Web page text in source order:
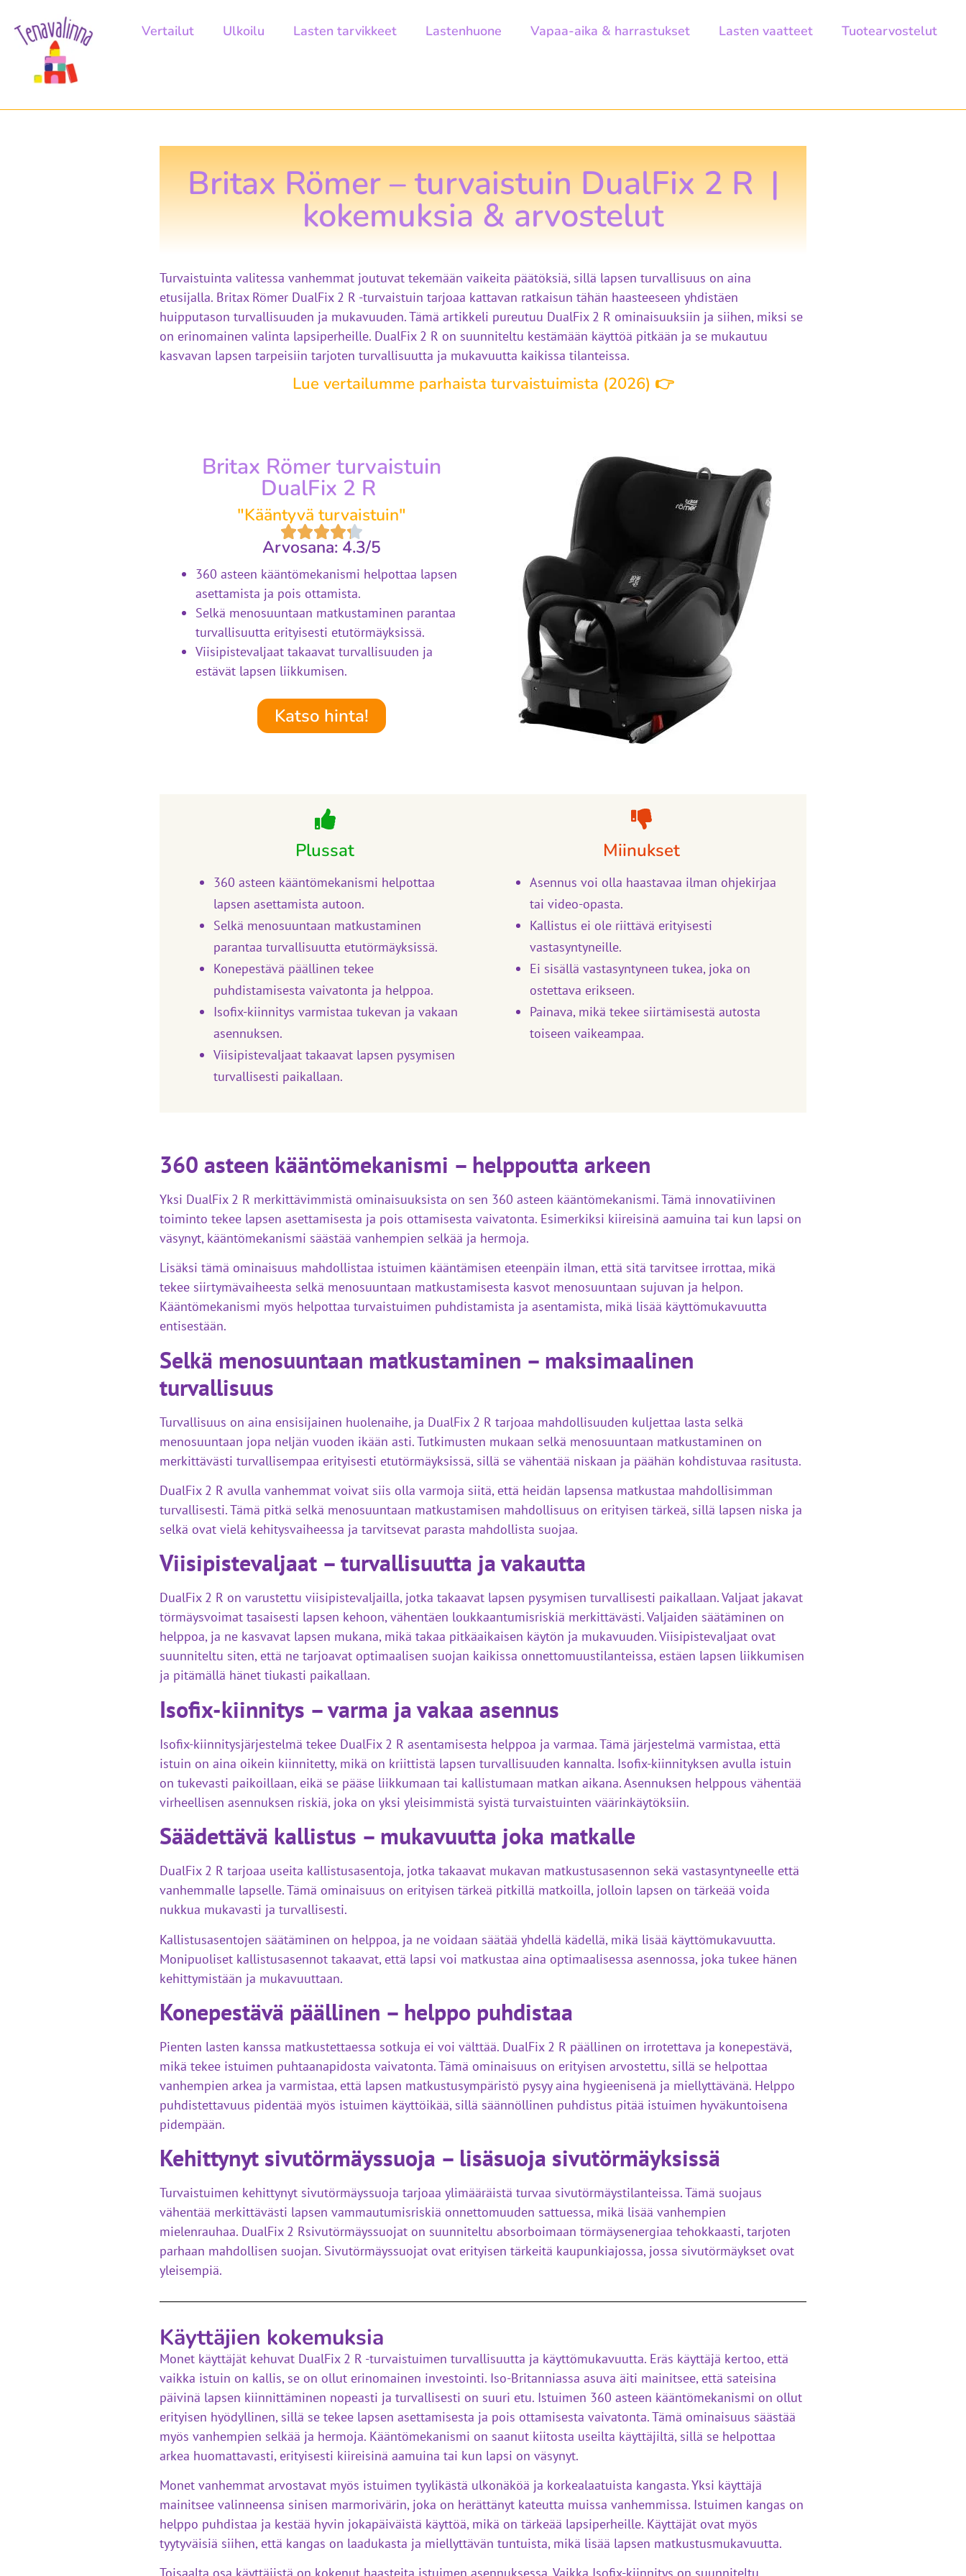
Vertailut Ulkoilu Lasten tarvikkeet Lastenhuone Vapaa-aika & harrastukset Lasten vaatteet Tuotearvostelut
Britax Römer – turvaistuin DualFix 2 R |
kokemuksia & arvostelut
Turvaistuinta valitessa vanhemmat joutuvat tekemään vaikeita päätöksiä, sillä lapsen turvallisuus on aina
etusijalla. Britax Römer DualFix 2 R -turvaistuin tarjoaa kattavan ratkaisun tähän haasteeseen yhdistäen
huipputason turvallisuuden ja mukavuuden. Tämä artikkeli pureutuu DualFix 2 R ominaisuuksiin ja siihen, miksi se
on erinomainen valinta lapsiperheille. DualFix 2 R on suunniteltu kestämään käyttöä pitkään ja se mukautuu
kasvavan lapsen tarpeisiin tarjoten turvallisuutta ja mukavuutta kaikissa tilanteissa.
Lue vertailumme parhaista turvaistuimista (2026) 👉
Britax Römer turvaistuin
DualFix 2 R
"Kääntyvä turvaistuin"
Arvosana: 4.3/5
360 asteen kääntömekanismi helpottaa lapsen
asettamista ja pois ottamista.
Selkä menosuuntaan matkustaminen parantaa
turvallisuutta erityisesti etutörmäyksissä.
Viisipistevaljaat takaavat turvallisuuden ja
estävät lapsen liikkumisen.
Katso hinta!
Plussat
360 asteen kääntömekanismi helpottaa
lapsen asettamista autoon.
Selkä menosuuntaan matkustaminen
parantaa turvallisuutta etutörmäyksissä.
Konepestävä päällinen tekee
puhdistamisesta vaivatonta ja helppoa.
Isofix-kiinnitys varmistaa tukevan ja vakaan
asennuksen.
Viisipistevaljaat takaavat lapsen pysymisen
turvallisesti paikallaan.
Miinukset
Asennus voi olla haastavaa ilman ohjekirjaa
tai video-opasta.
Kallistus ei ole riittävä erityisesti
vastasyntyneille.
Ei sisällä vastasyntyneen tukea, joka on
ostettava erikseen.
Painava, mikä tekee siirtämisestä autosta
toiseen vaikeampaa.
360 asteen kääntömekanismi – helppoutta arkeen
Yksi DualFix 2 R merkittävimmistä ominaisuuksista on sen 360 asteen kääntömekanismi. Tämä innovatiivinen
toiminto tekee lapsen asettamisesta ja pois ottamisesta vaivatonta. Esimerkiksi kiireisinä aamuina tai kun lapsi on
väsynyt, kääntömekanismi säästää vanhempien selkää ja hermoja.
Lisäksi tämä ominaisuus mahdollistaa istuimen kääntämisen eteenpäin ilman, että sitä tarvitsee irrottaa, mikä
tekee siirtymävaiheesta selkä menosuuntaan matkustamisesta kasvot menosuuntaan sujuvan ja helpon.
Kääntömekanismi myös helpottaa turvaistuimen puhdistamista ja asentamista, mikä lisää käyttömukavuutta
entisestään.
Selkä menosuuntaan matkustaminen – maksimaalinen
turvallisuus
Turvallisuus on aina ensisijainen huolenaihe, ja DualFix 2 R tarjoaa mahdollisuuden kuljettaa lasta selkä
menosuuntaan jopa neljän vuoden ikään asti. Tutkimusten mukaan selkä menosuuntaan matkustaminen on
merkittävästi turvallisempaa erityisesti etutörmäyksissä, sillä se vähentää niskaan ja päähän kohdistuvaa rasitusta.
DualFix 2 R avulla vanhemmat voivat siis olla varmoja siitä, että heidän lapsensa matkustaa mahdollisimman
turvallisesti. Tämä pitkä selkä menosuuntaan matkustamisen mahdollisuus on erityisen tärkeä, sillä lapsen niska ja
selkä ovat vielä kehitysvaiheessa ja tarvitsevat parasta mahdollista suojaa.
Viisipistevaljaat – turvallisuutta ja vakautta
DualFix 2 R on varustettu viisipistevaljailla, jotka takaavat lapsen pysymisen turvallisesti paikallaan. Valjaat jakavat
törmäysvoimat tasaisesti lapsen kehoon, vähentäen loukkaantumisriskiä merkittävästi. Valjaiden säätäminen on
helppoa, ja ne kasvavat lapsen mukana, mikä takaa pitkäaikaisen käytön ja mukavuuden. Viisipistevaljaat ovat
suunniteltu siten, että ne tarjoavat optimaalisen suojan kaikissa onnettomuustilanteissa, estäen lapsen liikkumisen
ja pitämällä hänet tiukasti paikallaan.
Isofix-kiinnitys – varma ja vakaa asennus
Isofix-kiinnitysjärjestelmä tekee DualFix 2 R asentamisesta helppoa ja varmaa. Tämä järjestelmä varmistaa, että
istuin on aina oikein kiinnitetty, mikä on kriittistä lapsen turvallisuuden kannalta. Isofix-kiinnityksen avulla istuin
on tukevasti paikoillaan, eikä se pääse liikkumaan tai kallistumaan matkan aikana. Asennuksen helppous vähentää
virheellisen asennuksen riskiä, joka on yksi yleisimmistä syistä turvaistuinten väärinkäytöksiin.
Säädettävä kallistus – mukavuutta joka matkalle
DualFix 2 R tarjoaa useita kallistusasentoja, jotka takaavat mukavan matkustusasennon sekä vastasyntyneelle että
vanhemmalle lapselle. Tämä ominaisuus on erityisen tärkeä pitkillä matkoilla, jolloin lapsen on tärkeää voida
nukkua mukavasti ja turvallisesti.
Kallistusasentojen säätäminen on helppoa, ja ne voidaan säätää yhdellä kädellä, mikä lisää käyttömukavuutta.
Monipuoliset kallistusasennot takaavat, että lapsi voi matkustaa aina optimaalisessa asennossa, joka tukee hänen
kehittymistään ja mukavuuttaan.
Konepestävä päällinen – helppo puhdistaa
Pienten lasten kanssa matkustettaessa sotkuja ei voi välttää. DualFix 2 R päällinen on irrotettava ja konepestävä,
mikä tekee istuimen puhtaanapidosta vaivatonta. Tämä ominaisuus on erityisen arvostettu, sillä se helpottaa
vanhempien arkea ja varmistaa, että lapsen matkustusympäristö pysyy aina hygieenisenä ja miellyttävänä. Helppo
puhdistettavuus pidentää myös istuimen käyttöikää, sillä säännöllinen puhdistus pitää istuimen hyväkuntoisena
pidempään.
Kehittynyt sivutörmäyssuoja – lisäsuoja sivutörmäyksissä
Turvaistuimen kehittynyt sivutörmäyssuoja tarjoaa ylimääräistä turvaa sivutörmäystilanteissa. Tämä suojaus
vähentää merkittävästi lapsen vammautumisriskiä onnettomuuden sattuessa, mikä lisää vanhempien
mielenrauhaa. DualFix 2 Rsivutörmäyssuojat on suunniteltu absorboimaan törmäysenergiaa tehokkaasti, tarjoten
parhaan mahdollisen suojan. Sivutörmäyssuojat ovat erityisen tärkeitä kaupunkiajossa, jossa sivutörmäykset ovat
yleisempiä.
Käyttäjien kokemuksia
Monet käyttäjät kehuvat DualFix 2 R -turvaistuimen turvallisuutta ja käyttömukavuutta. Eräs käyttäjä kertoo, että
vaikka istuin on kallis, se on ollut erinomainen investointi. Iso-Britanniassa asuva äiti mainitsee, että sateisina
päivinä lapsen kiinnittäminen nopeasti ja turvallisesti on suuri etu. Istuimen 360 asteen kääntömekanismi on ollut
erityisen hyödyllinen, sillä se tekee lapsen asettamisesta ja pois ottamisesta vaivatonta. Tämä ominaisuus säästää
myös vanhempien selkää ja hermoja. Kääntömekanismi on saanut kiitosta useilta käyttäjiltä, sillä se helpottaa
arkea huomattavasti, erityisesti kiireisinä aamuina tai kun lapsi on väsynyt.
Monet vanhemmat arvostavat myös istuimen tyylikästä ulkonäköä ja korkealaatuista kangasta. Yksi käyttäjä
mainitsee valinneensa sinisen marmorivärin, joka on herättänyt kateutta muissa vanhemmissa. Istuimen kangas on
helppo puhdistaa ja kestää hyvin jokapäiväistä käyttöä, mikä on tärkeää lapsiperheille. Käyttäjät ovat myös
tyytyväisiä siihen, että kangas on laadukasta ja miellyttävän tuntuista, mikä lisää lapsen matkustusmukavuutta.